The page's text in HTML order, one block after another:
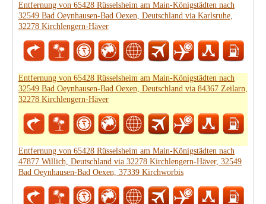
Entfernung von 65428 Rüsselsheim am Main-Königstädten nach
32549 Bad Oeynhausen-Bad Oexen, Deutschland via Karlsruhe,
32278 Kirchlengern-Häver
Entfernung von 65428 Rüsselsheim am Main-Königstädten nach
32549 Bad Oeynhausen-Bad Oexen, Deutschland via 84367 Zeilarn,
32278 Kirchlengern-Häver
Entfernung von 65428 Rüsselsheim am Main-Königstädten nach
47877 Willich, Deutschland via 32278 Kirchlengern-Häver, 32549
Bad Oeynhausen-Bad Oexen, 37339 Kirchworbis